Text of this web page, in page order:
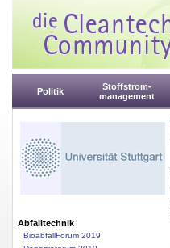
Politik
Stoffstrom-
management
Abfalltechnik
BioabfallForum 2019